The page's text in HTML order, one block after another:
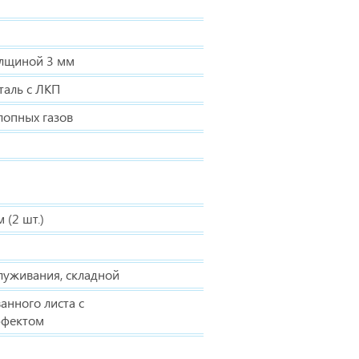
3 мм
с ЛКП
газов
(2 шт.)
складной
листа с